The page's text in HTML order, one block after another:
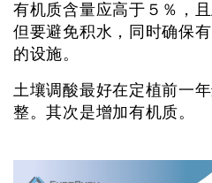
有机质含量应高于５％，
但要避免积水，同时确保
的设施。
土壤调酸最好在定植前一
整。其次是增加有机质。